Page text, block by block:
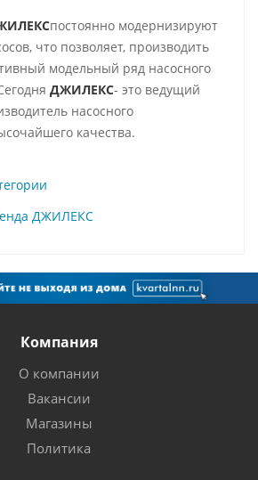
постоянно модернизируют
что позволяет, производить
модельный ряд насосного
ДЖИЛЕКС- это ведущий
насосного
качества.
ДЖИЛЕКС
Компания
О компании
Вакансии
Магазины
Политика